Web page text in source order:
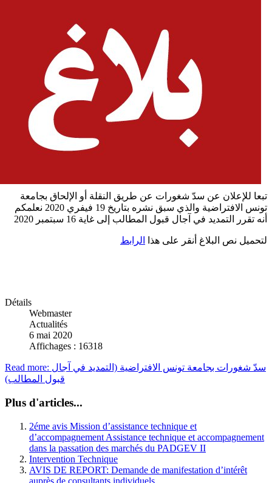
تبعا للإعلان عن سدّ شغورات عن طريق النقلة أو الإلحاق بجامعة
تونس الافتراضية والذي سبق نشره بتاريخ 19 فيفري 2020 نعلمكم
أنه تقرر التمديد في آجال قبول المطالب إلى غاية 16
سبتمبر 2020
لتحميل نص البلاغ أنقر على هذا الرابط
Détails
Webmaster
Actualités
6 mai 2020
Affichages : 16318
Read more: سدّ شغورات بجامعة تونس الافتراضية (التمديد في آجال
قبول المطالب)
Plus d'articles...
2éme avis Mission d’assistance technique et
d’accompagnement Assistance technique et accompagnement
dans la passation des marchés du PADGEV II
Intervention Technique
AVIS DE REPORT: Demande de manifestation d’intérêt
auprès de consultants individuels